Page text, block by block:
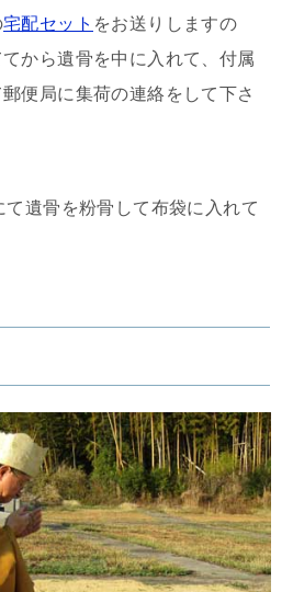
宅配セット をお送りしますの
から遺骨を中に入れて、付属
便局に集荷の連絡をして下さ
遺骨を粉骨して布袋に入れて